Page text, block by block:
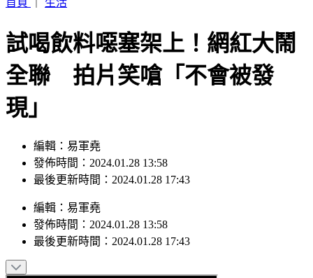
發警訊
試喝飲料噁塞架上！網紅大鬧
全聯 拍片笑嗆「不會被發
現」
編輯：易軍堯
發佈時間：2024.01.28 13:58
編輯：易軍堯
發佈時間：2024.01.28 13:58